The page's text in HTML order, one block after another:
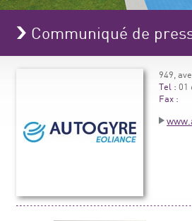
Communiqué de
949,
Tel : 01
Fax :